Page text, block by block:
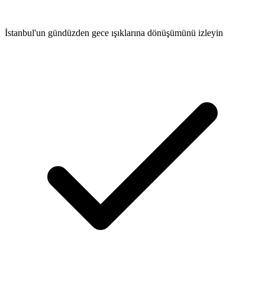
İstanbul'un gündüzden gece ışıklarına dönüşümünü izleyin